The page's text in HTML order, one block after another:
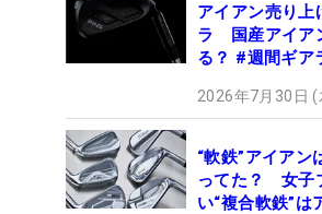
アイアン売り上
ラ 国産アイア
る？ #週間ギア
2026年7月30日
“軟鉄”アイアン
ってた？ 女子
い“複合軟鉄”は